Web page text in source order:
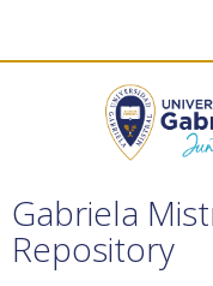
Gabriela
Repository